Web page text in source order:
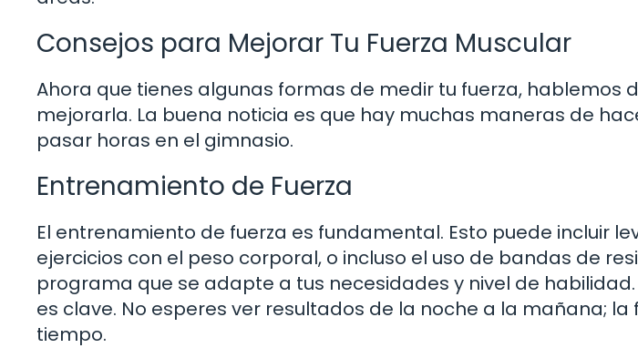
Consejos para Mejorar Tu Fuerza Muscular
Ahora que tienes algunas formas de medir tu fuerza, hablemos
mejorarla. La buena noticia es que hay muchas maneras de
pasar horas en el gimnasio.
Entrenamiento de Fuerza
El entrenamiento de fuerza es fundamental. Esto puede incluir
ejercicios con el peso corporal, o incluso el uso de bandas de
programa que se adapte a tus necesidades y nivel de
es clave. No esperes ver resultados de la noche a la mañana; la
tiempo.